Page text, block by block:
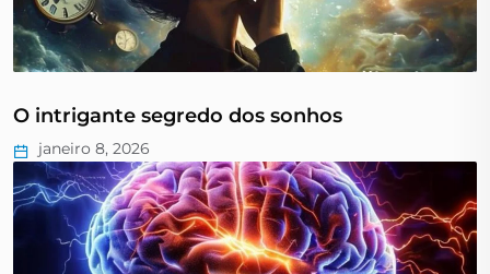
O intrigante segredo dos sonhos
janeiro 8, 2026